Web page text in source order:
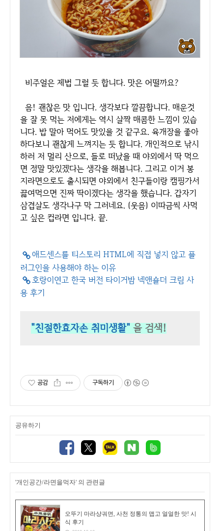
비주얼은 제법 그럴 듯 합니다. 맛은 어떨까요?
음! 괜찮은 맛 입니다. 생각보다 깔끔합니다. 매운것
을 잘 못 먹는 저에게는 역시 살짝 매콤한 느낌이 있습
니다. 밥 말아 먹어도 맛있을 것 같구요. 육개장을 좋아
하다보니 괜찮게 느껴지는 듯 합니다. 개인적으로 낚시
하러 저 멀리 산으로, 들로 떠났을 때 야외에서 딱 먹으
면 정말 맛있겠다는 생각을 해봅니다. 그리고 이거 봉
지라면으로도 출시되면 야외에서 친구들이랑 캠핑가서
끓여먹으면 진짜 딱이겠다는 생각을 했습니다. 갑자기
삼겹살도 생각나구 막 그러네요. (웃음) 이따금씩 사먹
고 싶은 컵라면 입니다. 끝.
애드센스를 티스토리 HTML에 직접 넣지 않고 플
러그인을 사용해야 하는 이유
호랑이연고 한국 버전 타이거밤 넥앤숄더 크림 사
용 후기
"친절한효자손 취미생활" 을 검색!
공감 구독하기
공유하기
'개인공간/라면을먹자' 의 관련글
오뚜기 마라샹궈면, 사천 정통의 맵고 얼얼한 맛! 시
식 후기